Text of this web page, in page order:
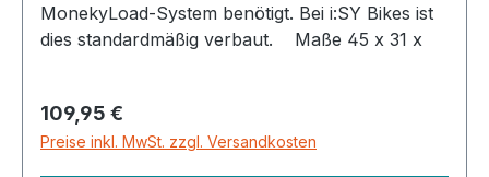
MonekyLoad-System benötigt. Bei i:SY Bikes ist
dies standardmäßig verbaut. Maße 45 x 31 x
Sonstiges Kompatibel mit MonkeyLoad
Gepäckträger ab 2022 Modell inkl. Monkeyload
Regulärer Preis:
109,95 €
Preise inkl. MwSt. zzgl. Versandkosten